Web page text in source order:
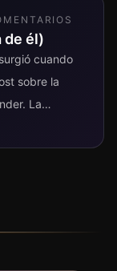
S
de él)
cuando
sobre la
La